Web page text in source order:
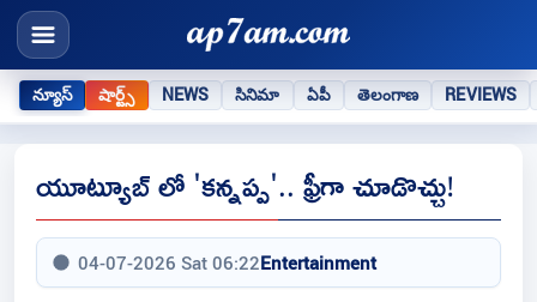
న్యూస్ షార్ట్స్ NEWS సినిమా ఏపీ తెలంగాణ REVIEWS
యూట్యూబ్ లో 'కన్నప్ప'.. ఫ్రీగా చూడొచ్చు!
04-07-2026 Sat 06:22Entertainment